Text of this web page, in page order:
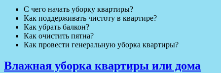
С чего начать уборку квартиры?
Как поддерживать чистоту в квартире?
Как убрать балкон?
Как очистить пятна?
Как провести генеральную уборка квартиры?
Влажная уборка квартиры или дома